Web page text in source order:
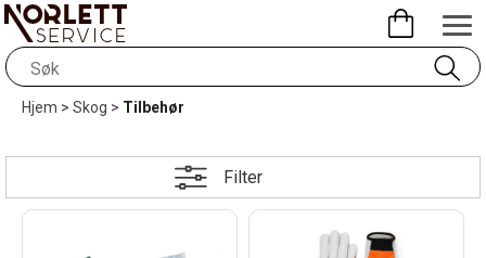
Hjem>Skog>Tilbehør
Filter